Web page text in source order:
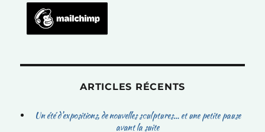
ARTICLES RÉCENTS
Un été d’expositions, de nouvelles sculptures… et une petite pause
avant la suite